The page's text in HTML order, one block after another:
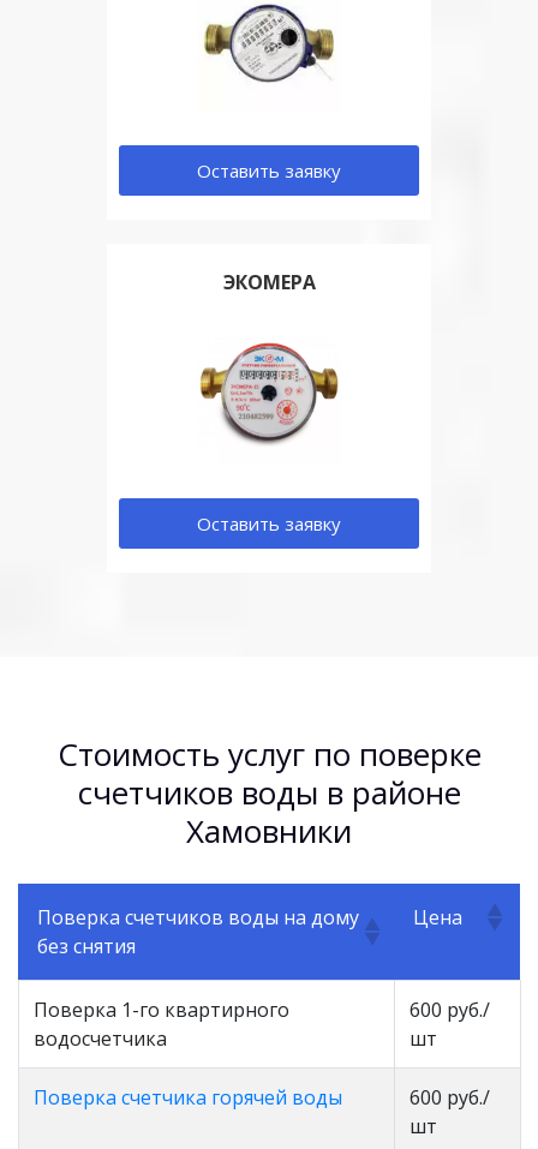
Оставить заявку
ЭКОМЕРА
Оставить заявку
Стоимость услуг по поверке
счетчиков воды в районе
Хамовники
Поверка счетчиков воды на дому
без снятия
Цена
Поверка 1-го квартирного
водосчетчика
600 руб./
шт
Поверка счетчика горячей воды
600 руб./
шт